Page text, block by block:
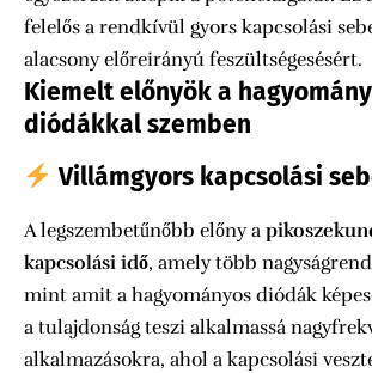
felelős a rendkívül gyors kapcsolási
alacsony előreirányú feszültségesésért.
Kiemelt előnyök a
diódákkal szemben
Villámgyors kapcsolási
A legszembetűnőbb előny a
kapcsolási idő, amely több
mint amit a hagyományos diódák
a tulajdonság teszi alkalmassá
alkalmazásokra, ahol a kapcsolási